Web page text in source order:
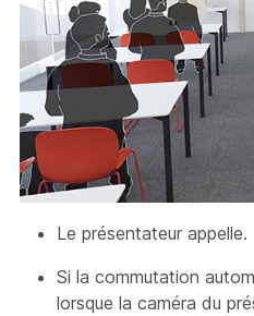
Le présentateur appelle.
Si la commutation
lorsque la caméra du